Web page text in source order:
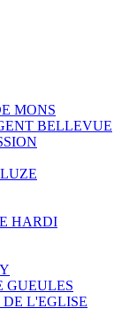
MONS
BELLEVUE
HARDI
GUEULES
L'EGLISE